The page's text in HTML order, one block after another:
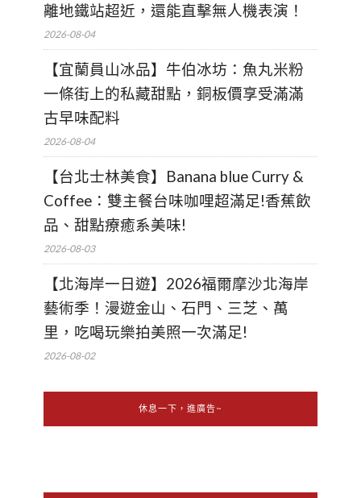
離地鐵站超近，還能直擊無人機表演！
2026-08-04
【宜蘭員山冰品】牛伯冰坊：魚丸米粉
一條街上的私藏甜點，銅板價享受滿滿
古早味配料
2026-08-04
【台北士林美食】Banana blue Curry &
Coffee：雙主餐台味咖哩超滿足!香蕉飲
品、甜點療癒系美味!
2026-08-03
【北海岸一日遊】2026福爾摩沙北海岸
藝術季！漫遊金山、石門、三芝、萬
里，吃喝玩樂拍美照一次滿足!
2026-08-02
休息一下，進廣告~